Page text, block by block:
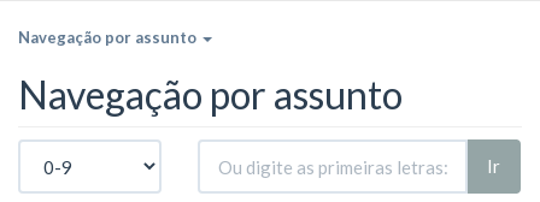
Navegação por assunto
Navegação por assunto
Ir